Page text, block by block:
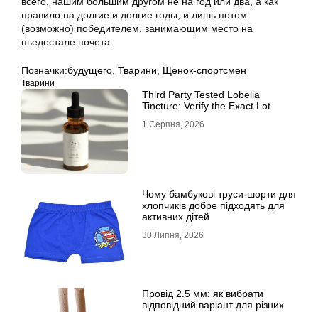
правило на долгие и долгие годы, и лишь потом
(возможно) победителем, занимающим место на
пьедестале почета.
Позначки:будущего Тварини Щенок-спортсмен
Тварини
Third Party Tested Lobelia
Tincture: Verify the Exact Lot
1 Серпня, 2026
Чому бамбукові труси-шорти для
хлопчиків добре підходять для
активних дітей
30 Липня, 2026
Провід 2.5 мм: як вибрати
відповідний варіант для різних